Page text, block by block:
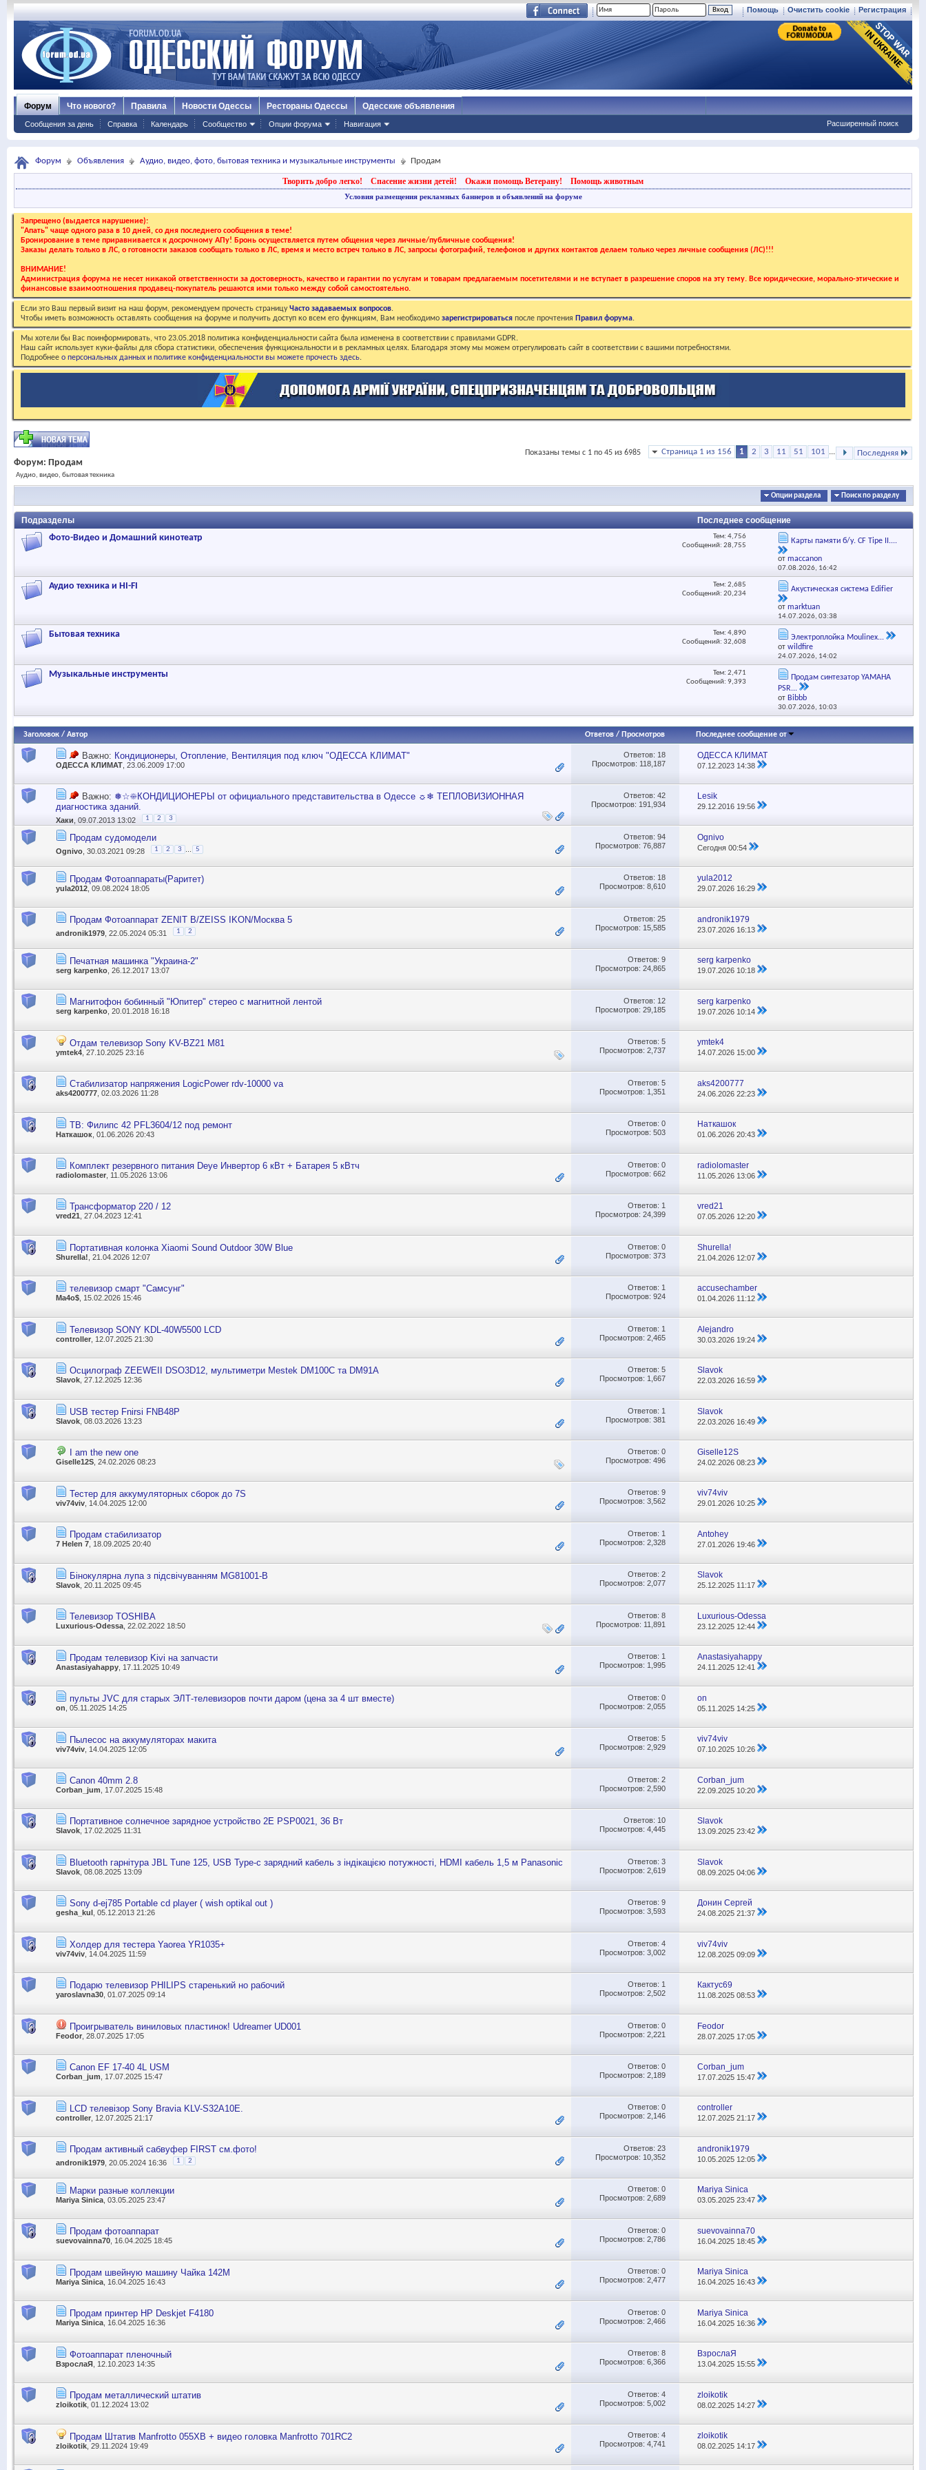
Регистрация
Очистить cookie
Помощь
Форум
Сообщения за день Справка Календарь Сообщество Опции форума Навигация
Что нового? Правила Новости Одессы Рестораны Одессы Одесские объявления
Расширенный поиск
Форум Объявления Аудио, видео, фото, бытовая техника и музыкальные инструменты Продам
Творить добро легко! Спасение жизни детей! Окажи помощь Ветерану! Помощь животным
Условия размещения рекламных баннеров и объявлений на форуме
Запрещено (выдается нарушение):
"Апать" чаще одного раза в 10 дней, со дня последнего сообщения в теме!
Бронирование в теме приравнивается к досрочному АПу! Бронь осуществляется путем общения через личные/публичные сообщения!
Заказы делать только в ЛС, о готовности заказов сообщать только в ЛС, время и место встреч только в ЛС, запросы фотографий, телефонов и других контактов делаем только через личные сообщения (ЛС)!!!
ВНИМАНИЕ!
Администрация форума не несет никакой ответственности за достоверность, качество и гарантии по услугам и товарам предлагаемым посетителями и не вступает в разрешение споров на эту тему. Все юридические, морально-этические и
финансовые взаимоотношения продавец-покупатель решаются ими только между собой самостоятельно.
Если это Ваш первый визит на наш форум, рекомендуем прочесть страницуЧасто задаваемых вопросов.
Чтобы иметь возможность оставлять сообщения на форуме и получить доступ ко всем его функциям, Вам необходимо зарегистрироваться после прочтения Правил форума.
Мы хотели бы Вас поинформировать, что 23.05.2018 политика конфиденциальности сайта была изменена в соответствии с правилами GDPR.
Наш сайт использует куки-файлы для сбора статистики, обеспечения функциональности и в рекламных целях. Благодаря этому мы можем отрегулировать сайт в соответствии с вашими потребностями.
Подробнее о персональных данных и политике конфиденциальности вы можете прочесть здесь.
Страница 1 из 156 1 2 3 11 51 101 ... Последняя
Показаны темы с 1 по 45 из 6985
Форум: Продам
Аудио, видео, бытовая техника
Опции раздела Поиск по разделу
Подразделы Последнее сообщение
Фото-Видео и Домашний кинотеатр
Тем: 4,756
Сообщений: 28,755
Карты памяти б/у. CF Tipe II....
отmaccanon
07.08.2026, 16:42
Аудио техника и HI-FI
Тем: 2,685
Сообщений: 20,234
Акустическая система Edifіer
отmarktuan
14.07.2026,03:38
Бытовая техника
Тем: 4,890
Сообщений: 32,608
Электроплойка Moulinex...
отwildfire
24.07.2026, 14:02
Музыкальные инструменты
Тем: 2,471
Сообщений: 9,393
Продам синтезатор YAMAHA
PSR...
от Bibbb
30.07.2026, 10:03
Заголовок / Автор Ответов/ Просмотров Последнее сообщение от
Важно: Кондиционеры, Отопление, Вентиляция под ключ "ОДЕССА КЛИМАТ"
ОДЕССА КЛИМАТ , 23.06.2009 17:00
Ответов: 18
Просмотров: 118,187
ОДЕССА КЛИМАТ
07.12.2023 14:38
Важно: ❅☆☀КОНДИЦИОНЕРЫ от официального представительства в Одессе ☼❄ ТЕПЛОВИЗИОННАЯ
диагностика зданий.
Хаки , 09.07.2013 13:02 1 2 3
Ответов: 42
Просмотров: 191,934
Lesik
29.12.2016 19:56
Продам судомодели
Ognivo , 30.03.2021 09:28 1 2 3 5
Ответов: 94
Просмотров: 76,887
Ognivo
Сегодня00:54
Продам Фотоаппараты(Раритет)
yula2012 , 09.08.2024 18:05
Ответов: 18
Просмотров: 8,610
yula2012
29.07.202616:29
Продам Фотоаппарат ZENIT В/ZEISS IKON/Москва 5
andronik1979 , 22.05.2024 05:31 1 2
Ответов: 25
Просмотров: 15,585
andronik1979
23.07.2026 16:13
Печатная машинка "Украина-2"
serg karpenko , 26.12.2017 13:07
Ответов: 9
Просмотров: 24,865
serg karpenko
19.07.2026 10:18
Магнитофон бобинный "Юпитер" стерео с магнитной лентой
serg karpenko , 20.01.2018 16:18
Ответов: 12
Просмотров: 29,185
serg karpenko
19.07.2026 10:14
Отдам телевизор Sony KV-BZ21 M81
ymtek4 , 27.10.2025 23:16
Ответов: 5
Просмотров: 2,737
ymtek4
14.07.2026 15:00
Стабилизатор напряжения LogicPower rdv-10000 va
aks4200777 , 02.03.2026 11:28
Ответов: 5
Просмотров: 1,351
aks4200777
24.06.202622:23
ТВ: Филипс 42 PFL3604/12 под ремонт
Наткашок , 01.06.2026 20:43
Ответов: 0
Просмотров: 503
Наткашок
01.06.202620:43
Комплект резервного питания Deye Инвертор 6 кВт + Батарея 5 кВтч
radiolomaster , 11.05.2026 13:06
Ответов: 0
Просмотров: 662
radiolomaster
11.05.2026 13:06
Трансформатор 220 / 12
vred21, 27.04.2023 12:41
Ответов: 1
Просмотров: 24,399
vred21
07.05.2026 12:20
Портативная колонка Xiaomi Sound Outdoor 30W Blue
Shurella! , 21.04.2026 12:07
Ответов: 0
Просмотров: 373
Shurella!
21.04.2026 12:07
телевизор смарт "Самсунг"
Ma4o$ , 15.02.2026 15:46
Ответов: 1
Просмотров: 924
accusechamber
01.04.2026 11:12
Телевизор SONY KDL-40W5500 LCD
controller , 12.07.2025 21:30
Ответов: 1
Просмотров: 2,465
Alejandro
30.03.2026 19:24
Осцилограф ZEEWEII DSO3D12, мультиметри Mestek DM100C та DM91А
Slavok , 27.12.2025 12:36
Ответов: 5
Просмотров: 1,667
Slavok
22.03.2026 16:59
USB тестер Fnirsi FNB48P
Slavok , 08.03.2026 13:23
Ответов: 1
Просмотров: 381
Slavok
22.03.2026 16:49
I am the new one
Giselle12S , 24.02.2026 08:23
Ответов: 0
Просмотров: 496
Giselle12S
24.02.202608:23
Тестер для аккумуляторных сборок до 7S
viv74viv , 14.04.2025 12:00
Ответов: 9
Просмотров: 3,562
viv74viv
29.01.202610:25
Продам стабилизатор
7 Helen 7 , 18.09.2025 20:40
Ответов: 1
Просмотров: 2,328
Antohey
27.01.2026 19:46
Бінокулярна лупа з підсвічуванням MG81001-B
Slavok , 20.11.2025 09:45
Ответов: 2
Просмотров: 2,077
Slavok
25.12.2025 11:17
Телевизор TOSHIBA
Luxurious-Odessa , 22.02.2022 18:50
Ответов: 8
Просмотров: 11,891
Luxurious-Odessa
23.12.2025 12:44
Продам телевизор Kivi на запчасти
Anastasiyahappy , 17.11.2025 10:49
Ответов: 1
Просмотров: 1,995
Anastasiyahappy
24.11.2025 12:41
пульты JVC для старых ЭЛТ-телевизоров почти даром (цена за 4 шт вместе)
on , 05.11.2025 14:25
Ответов: 0
Просмотров: 2,055
on
05.11.2025 14:25
Пылесос на аккумуляторах макита
viv74viv , 14.04.2025 12:05
Ответов: 5
Просмотров: 2,929
viv74viv
07.10.2025 10:26
Canon 40mm 2.8
Corban_jum , 17.07.2025 15:48
Ответов: 2
Просмотров: 2,590
Corban_jum
22.09.2025 10:20
Портативное солнечное зарядное устройство 2E PSP0021, 36 Вт
Slavok, 17.02.2025 11:31
Ответов: 10
Просмотров: 4,445
Slavok
13.09.202523:42
Bluetooth гарнітура JBL Tune 125, USB Type-c зарядний кабель з індікацією потужності, HDMI кабель 1,5 м Panasonic
Slavok , 08.08.2025 13:09
Ответов: 3
Просмотров: 2,619
Slavok
08.09.202504:06
Sony d-ej785 Portable cd player ( wish optikal out )
gesha_kul , 05.12.2013 21:26
Ответов: 9
Просмотров: 3,593
Донин Сергей
24.08.202521:37
Холдер для тестера Yaorea YR1035+
viv74viv , 14.04.2025 11:59
Ответов: 4
Просмотров: 3,002
viv74viv
12.08.202509:09
Подарю телевизор PHILIPS cтаренький но рабочий
yaroslavna30 , 01.07.2025 09:14
Ответов: 1
Просмотров: 2,502
Кактус69
11.08.202508:53
Проигрыватель виниловых пластинок! Udreamer UD001
Feodor , 28.07.2025 17:05
Ответов: 0
Просмотров: 2,221
Feodor
28.07.2025 17:05
Canon EF 17-40 4L USM
Corban_jum , 17.07.2025 15:47
Ответов: 0
Просмотров: 2,189
Corban_jum
17.07.2025 15:47
LCD телевізор Sony Bravia KLV-S32A10E.
controller , 12.07.2025 21:17
Ответов: 0
Просмотров: 2,146
controller
12.07.202521:17
Продам активный сабвуфер FIRST см.фото!
andronik1979 , 20.05.2024 16:36 1 2
Ответов: 23
Просмотров: 10,352
andronik1979
10.05.2025 12:05
Марки разные коллекции
Mariya Sinica , 03.05.2025 23:47
Ответов: 0
Просмотров: 2,689
Mariya Sinica
03.05.202523:47
Продам фотоаппарат
suevovainna70 , 16.04.2025 18:45
Ответов: 0
Просмотров: 2,786
suevovainna70
16.04.2025 18:45
Продам швейную машину Чайка 142М
Mariya Sinica , 16.04.2025 16:43
Ответов: 0
Просмотров: 2,477
Mariya Sinica
16.04.2025 16:43
Продам принтер HP Deskjet F4180
Mariya Sinica , 16.04.2025 16:36
Ответов: 0
Просмотров: 2,466
Mariya Sinica
16.04.2025 16:36
Фотоаппарат пленочный
ВзрослаЯ , 12.10.2023 14:35
Ответов: 8
Просмотров: 6,366
ВзрослаЯ
13.04.2025 15:55
Продам металлический штатив
zloikotik , 01.12.2024 13:02
Ответов: 4
Просмотров: 5,002
zloikotik
08.02.2025 14:27
Продам Штатив Manfrotto 055XB + видео головка Manfrotto 701RC2
zloikotik , 29.11.2024 19:49
Ответов: 4
Просмотров: 4,741
zloikotik
08.02.2025 14:17